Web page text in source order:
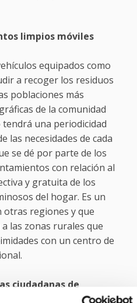
limpios móviles
equipados como
a recoger los residuos
poblaciones más
de la comunidad
una periodicidad
las necesidades de cada
se dé por parte de los
con relación al
y gratuita de los
del hogar. Es un
otras regiones y que
las zonas rurales que
con un centro de
ciudadanas de